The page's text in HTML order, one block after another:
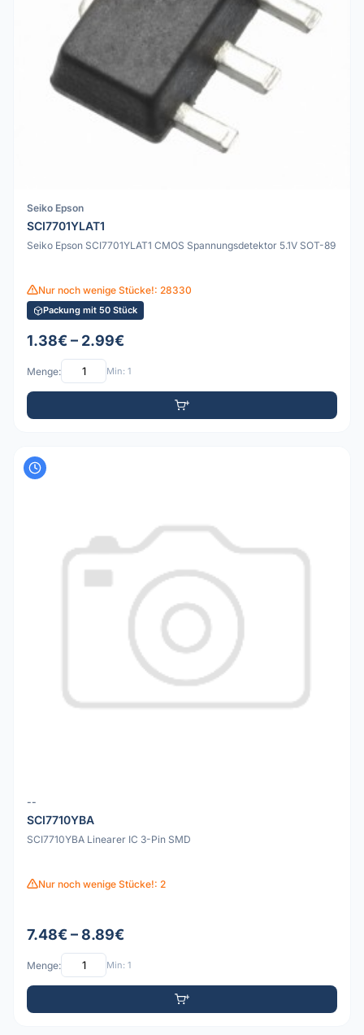
Seiko Epson
SCI7701YLAT1
Seiko Epson SCI7701YLAT1 CMOS Spannungsdetektor 5.1V SOT-89
Nur noch wenige Stücke!: 28330
Packung mit 50 Stück
1.38€ – 2.99€
Menge: Min: 1
--
SCI7710YBA
SCI7710YBA Linearer IC 3-Pin SMD
Nur noch wenige Stücke!: 2
7.48€ – 8.89€
Menge: Min: 1